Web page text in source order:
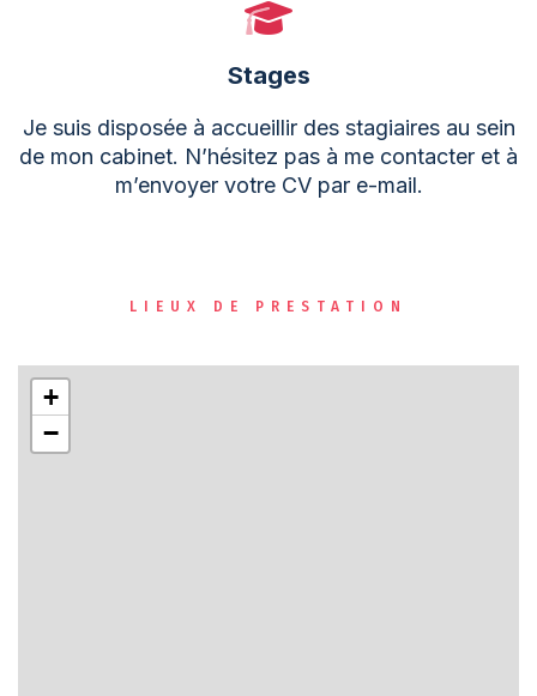
Stages
Je suis disposée à accueillir des stagiaires au sein
de mon cabinet. N’hésitez pas à me contacter et à
m’envoyer votre CV par e-mail.
LIEUX DE PRESTATION
+
−